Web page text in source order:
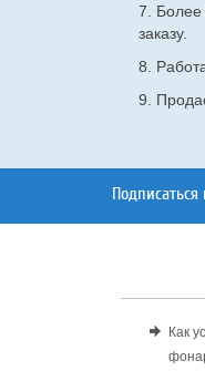
7. Более
заказу.
8.
9.
Как